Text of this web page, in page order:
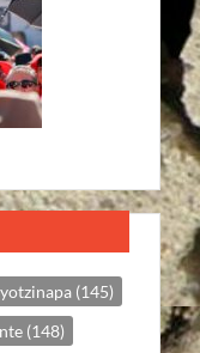
(145)
(148)